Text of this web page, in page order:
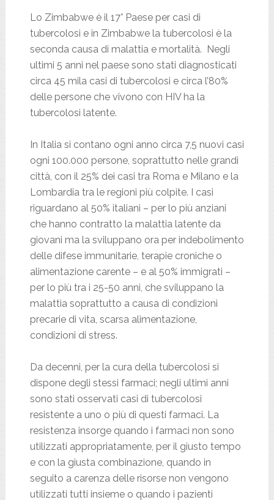
Lo Zimbabwe è il 17° Paese per casi di
tubercolosi e in Zimbabwe la tubercolosi è la
seconda causa di malattia e mortalità. Negli
ultimi 5 anni nel paese sono stati diagnosticati
circa 45 mila casi di tubercolosi e circa l’80%
delle persone che vivono con HIV ha la
tubercolosi latente.
In Italia si contano ogni anno circa 7,5 nuovi casi
ogni 100.000 persone, soprattutto nelle grandi
città, con il 25% dei casi tra Roma e Milano e la
Lombardia tra le regioni più colpite. I casi
riguardano al 50% italiani – per lo più anziani
che hanno contratto la malattia latente da
giovani ma la sviluppano ora per indebolimento
delle difese immunitarie, terapie croniche o
alimentazione carente – e al 50% immigrati –
per lo più tra i 25-50 anni, che sviluppano la
malattia soprattutto a causa di condizioni
precarie di vita, scarsa alimentazione,
condizioni di stress.
Da decenni, per la cura della tubercolosi si
dispone degli stessi farmaci; negli ultimi anni
sono stati osservati casi di tubercolosi
resistente a uno o più di questi farmaci. La
resistenza insorge quando i farmaci non sono
utilizzati appropriatamente, per il giusto tempo
e con la giusta combinazione, quando in
seguito a carenza delle risorse non vengono
utilizzati tutti insieme o quando i pazienti